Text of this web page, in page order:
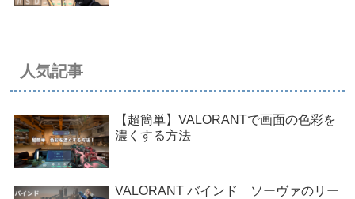
人気記事
【超簡単】VALORANTで画面の色彩を
濃くする方法
VALORANT バインド ソーヴァのリー